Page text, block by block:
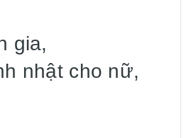
gia,
nhật cho nữ,